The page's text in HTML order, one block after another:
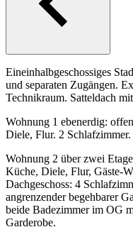
Eineinhalbgeschossiges
und separaten Zugängen.
Technikraum. Satteldach
Wohnung 1 ebenerdig:
Diele, Flur. 2 Schlafzimmer.
Wohnung 2 über zwei
Küche, Diele, Flur, Gäste-
Dachgeschoss: 4
angrenzender begehbarer
beide Badezimmer im OG
Garderobe.